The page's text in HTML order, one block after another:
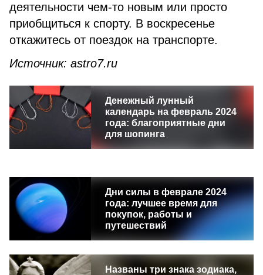
деятельности чем-то новым или просто
приобщиться к спорту. В воскресенье
откажитесь от поездок на транспорте.
Источник: astro7.ru
Денежный лунный
календарь на февраль 2024
года: благоприятные дни
для шопинга
Дни силы в феврале 2024
года: лучшее время для
покупок, работы и
путешествий
Названы три знака зодиака,